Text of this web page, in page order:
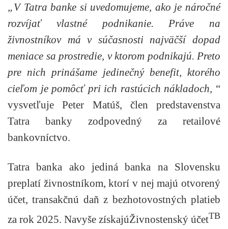
„V Tatra banke si uvedomujeme, ako je náročné
rozvíjať vlastné podnikanie. Práve na
živnostníkov má v súčasnosti najväčší dopad
meniace sa prostredie, v ktorom podnikajú. Preto
pre nich prinášame jedinečný benefit, ktorého
cieľom je pomôcť pri ich rastúcich nákladoch, “
vysvetľuje
Peter Matúš, člen predstavenstva
Tatra banky zodpovedný za retailové
bankovníctvo.
Tatra banka ako jediná banka na Slovensku
preplatí živnostníkom, ktorí v nej majú otvorený
účet, transakčnú daň z bezhotovostných platieb
za rok 2025. Navyše získajúŽivnostenský účetTB